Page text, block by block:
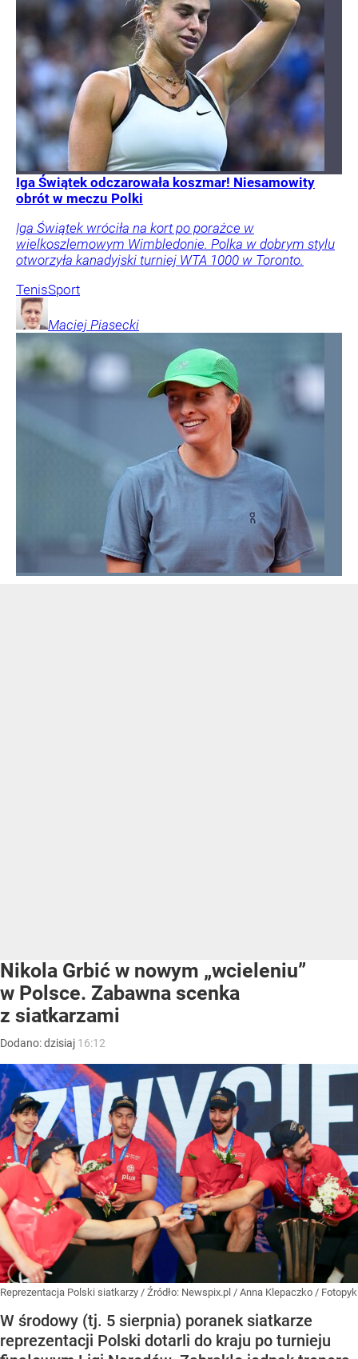
Iga Świątek odczarowała koszmar! Niesamowity
obrót w meczu Polki
Iga Świątek wróciła na kort po porażce w
wielkoszlemowym Wimbledonie. Polka w dobrym stylu
otworzyła kanadyjski turniej WTA 1000 w Toronto.
TenisSport
Maciej Piasecki
Nikola Grbić w nowym „wcieleniu”
w Polsce. Zabawna scenka
z siatkarzami
Dodano:dzisiaj 16:12
Reprezentacja Polski siatkarzy / Źródło: Newspix.pl / Anna Klepaczko / Fotopyk
W środowy (tj. 5 sierpnia) poranek siatkarze
reprezentacji Polski dotarli do kraju po turnieju